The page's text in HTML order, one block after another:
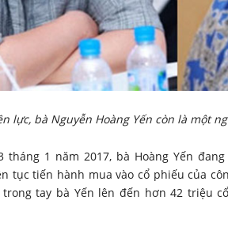
lực, bà Nguyễn Hoàng Yến còn là một
tháng 1 năm 2017, bà Hoàng Yến
tục tiến hành mua vào cổ phiếu của
trong tay bà Yến lên đến hơn 42 triệu